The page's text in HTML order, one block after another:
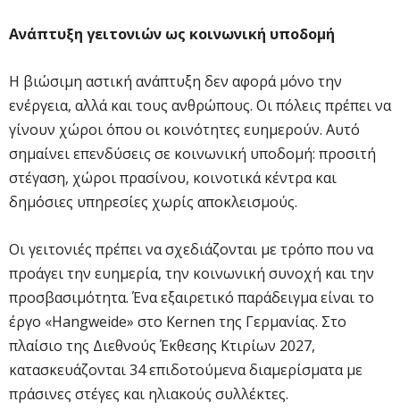
Ανάπτυξη γειτονιών ως κοινωνική υποδομή
Η βιώσιμη αστική ανάπτυξη δεν αφορά μόνο την
ενέργεια, αλλά και τους ανθρώπους. Οι πόλεις πρέπει να
γίνουν χώροι όπου οι κοινότητες ευημερούν. Αυτό
σημαίνει επενδύσεις σε κοινωνική υποδομή: προσιτή
στέγαση, χώροι πρασίνου, κοινοτικά κέντρα και
δημόσιες υπηρεσίες χωρίς αποκλεισμούς.
Οι γειτονιές πρέπει να σχεδιάζονται με τρόπο που να
προάγει την ευημερία, την κοινωνική συνοχή και την
προσβασιμότητα. Ένα εξαιρετικό παράδειγμα είναι το
έργο «Hangweide» στο Kernen της Γερμανίας. Στο
πλαίσιο της Διεθνούς Έκθεσης Κτιρίων 2027,
κατασκευάζονται 34 επιδοτούμενα διαμερίσματα με
πράσινες στέγες και ηλιακούς συλλέκτες.